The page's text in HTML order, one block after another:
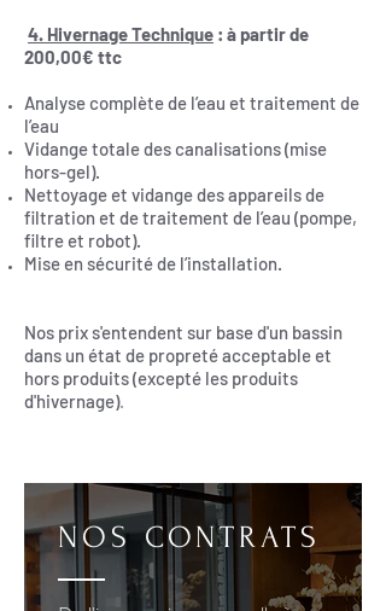
4. Hivernage Technique : à partir de
200,00€ ttc
Analyse complète de l’eau et traitement de
l’eau
Vidange totale des canalisations (mise
hors-gel).
Nettoyage et vidange des appareils de
filtration et de traitement de l’eau (pompe,
filtre et robot).
Mise en sécurité de l’installation.
Nos prix s'entendent sur base d'un bassin
dans un état de propreté acceptable et
hors produits (excepté les produits
d'hivernage).
NOS CONTRATS